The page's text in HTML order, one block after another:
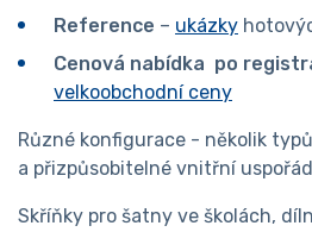
Reference – ukázky
Cenová nabídka po
velkoobchodní ceny
Různé konfigurace - několik
a přizpůsobitelné vnitřní
Skříňky pro šatny ve školách,